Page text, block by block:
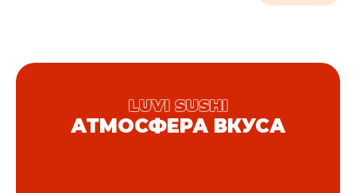
LUVI SUSHI
АТМОСФЕРА ВКУСА